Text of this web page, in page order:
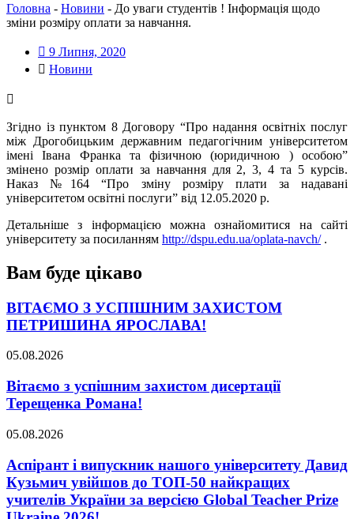
Головна - Новини - До уваги студентів ! Інформація щодо
зміни розміру оплати за навчання.
9 Липня, 2020
Новини
Згідно із пунктом 8 Договору “Про надання освітніх послуг
між Дрогобицьким державним педагогічним університетом
імені Івана Франка та фізичною (юридичною ) особою”
змінено розмір оплати за навчання для 2, 3, 4 та 5 курсів.
Наказ №164 “Про зміну розміру плати за надавані
університетом освітні послуги” від 12.05.2020 р.
Детальніше з інформацією можна ознайомитися на сайті
університету за посиланням http://dspu.edu.ua/oplata-navch/.
Вам буде цікаво
ВІТАЄМО З УСПІШНИМ ЗАХИСТОМ
ПЕТРИШИНА ЯРОСЛАВА!
05.08.2026
Вітаємо з успішним захистом дисертації
Терещенка Романа!
05.08.2026
Аспірант і випускник нашого університету Давид
Кузьмич увійшов до ТОП-50 найкращих
учителів України за версією Global Teacher Prize